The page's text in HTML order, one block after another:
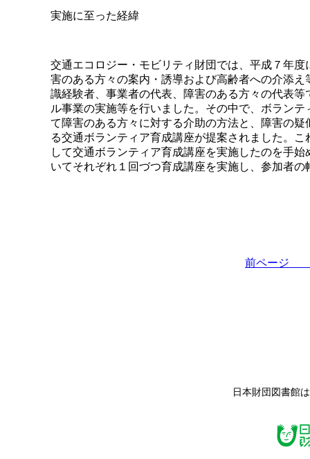
実施に至った経緯
交通エコロジー・モビリティ財団では、平成７年
害のある方々の案内・誘導および高齢者への介添
識経験者、事業者の代表、障害のある方々の代表
ル事業の実施等を行いました。その中で、ボラン
て障害のある方々に対する介助の方法と、障害の
る交通ボランティア育成講座が提案されました。
して交通ボランティア育成講座を実施したのを手
いてそれぞれ１回づつ育成講座を実施し、参加者
前ペー
日本財団図書館